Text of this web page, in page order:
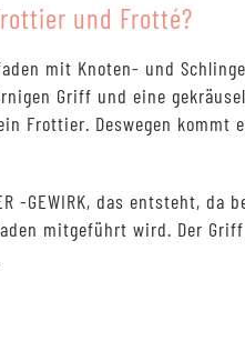
und Frotté?
mit Knoten- und
Griff und eine
Frottier. Deswegen kommt
-GEWIRK, das entsteht, da
mitgeführt wird. Der